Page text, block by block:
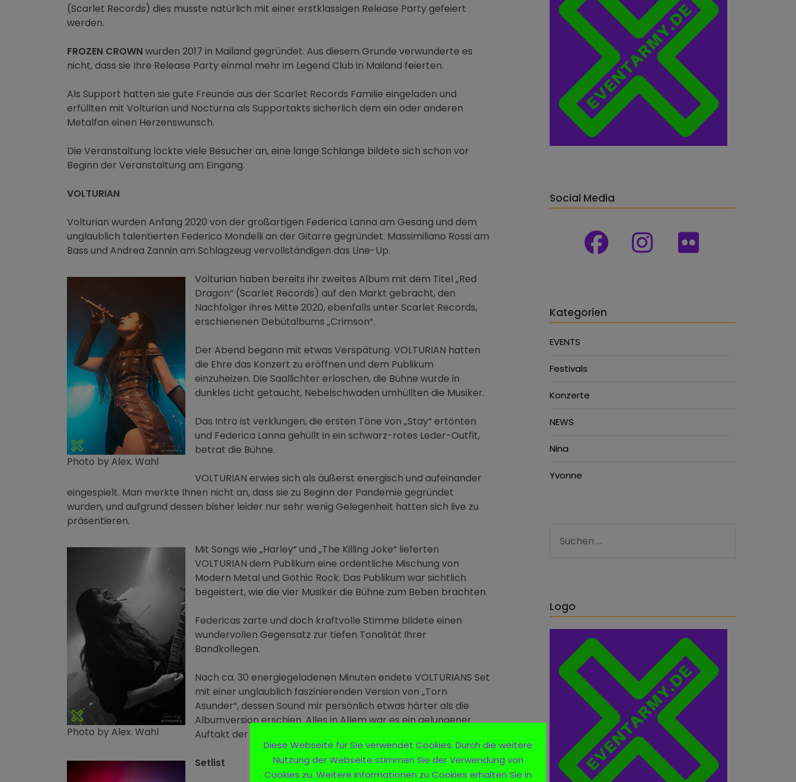
(Scarlet Records) dies musste natürlich mit einer erstklassigen Release Party gefeiert
werden.
FROZEN CROWNwurden 2017 in Mailand gegründet. Aus diesem Grunde verwunderte es
nicht, dass sie Ihre Release Party einmal mehr im Legend Club in Mailand feierten.
Als Support hatten sie gute Freunde aus der Scarlet Records Familie eingeladen und
erfüllten mit Volturian und Nocturna als Supportakts sicherlich dem ein oder anderen
Metalfan einen Herzenswunsch.
Die Veranstaltung lockte viele Besucher an, eine lange Schlange bildete sich schon vor
Beginn der Veranstaltung am Eingang.
VOLTURIAN
Volturian wurden Anfang 2020 von der großartigen Federica Lanna am Gesang und dem
unglaublich talentierten Federico Mondelli an der Gitarre gegründet. Massimiliano Rossi am
Bass und Andrea Zannin am Schlagzeug vervollständigen das Line-Up.
Photo by Alex. Wahl
Volturian haben bereits ihr zweites Album mit dem Titel „Red
Dragon“ (Scarlet Records) auf den Markt gebracht, den
Nachfolger ihres Mitte 2020, ebenfalls unter Scarlet Records,
erschienenen Debütalbums „Crimson“.
Der Abend begann mit etwas Verspätung. VOLTURIAN hatten
die Ehre das Konzert zu eröffnen und dem Publikum
einzuheizen. Die Saallichter erloschen, die Bühne wurde in
dunkles Licht getaucht, Nebelschwaden umhüllten die Musiker.
Das Intro ist verklungen, die ersten Töne von „Stay“ ertönten
und Federica Lanna gehüllt in ein schwarz-rotes Leder-Outfit,
betrat die Bühne.
VOLTURIAN erwies sich als äußerst energisch und aufeinander
eingespielt. Man merkte Ihnen nicht an, dass sie zu Beginn der Pandemie gegründet
wurden, und aufgrund dessen bisher leider nur sehr wenig Gelegenheit hatten sich live zu
präsentieren.
Photo by Alex. Wahl
Mit Songs wie „Harley“ und „The Killing Joke“ lieferten
VOLTURIAN dem Publikum eine ordentliche Mischung von
Modern Metal und Gothic Rock. Das Publikum war sichtlich
begeistert, wie die vier Musiker die Bühne zum Beben brachten.
Federicas zarte und doch kraftvolle Stimme bildete einen
wundervollen Gegensatz zur tiefen Tonalität Ihrer
Bandkollegen.
Nach ca. 30 energiegeladenen Minuten endete VOLTURIANS Set
mit einer unglaublich faszinierenden Version von „Torn
Asunder“, dessen Sound mir persönlich etwas härter als die
Albumversion erschien. Alles in Allem war es ein gelungener
Auftakt der Partynacht.
Setlist
Social Media
Kategorien
EVENTS
Festivals
Konzerte
NEWS
Nina
Yvonne
Logo
Diese Webseite für Sie verwendet Cookies. Durch die weitere
Nutzung der Webseite stimmen Sie der Verwendung von
Cookies zu. Weitere Informationen zu Cookies erhalten Sie in